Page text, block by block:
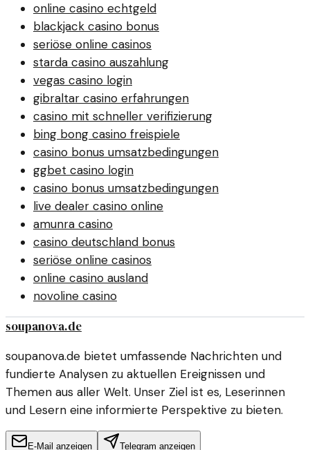
online casino echtgeld
blackjack casino bonus
seriöse online casinos
starda casino auszahlung
vegas casino login
gibraltar casino erfahrungen
casino mit schneller verifizierung
bing bong casino freispiele
casino bonus umsatzbedingungen
ggbet casino login
casino bonus umsatzbedingungen
live dealer casino online
amunra casino
casino deutschland bonus
seriöse online casinos
online casino ausland
novoline casino
soupanova.de
soupanova.de bietet umfassende Nachrichten und
fundierte Analysen zu aktuellen Ereignissen und
Themen aus aller Welt. Unser Ziel ist es, Leserinnen
und Lesern eine informierte Perspektive zu bieten.
E-Mail anzeigen Telegram anzeigen